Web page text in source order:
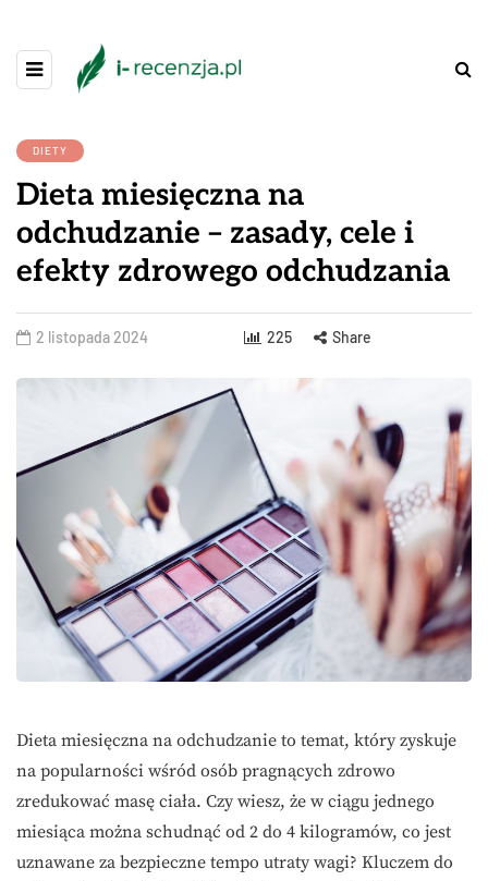
DIETY
Dieta miesięczna na
odchudzanie – zasady, cele i
efekty zdrowego odchudzania
2 listopada 2024 225 Share
Dieta miesięczna na odchudzanie to temat, który zyskuje
na popularności wśród osób pragnących zdrowo
zredukować masę ciała. Czy wiesz, że w ciągu jednego
miesiąca można schudnąć od 2 do 4 kilogramów, co jest
uznawane za bezpieczne tempo utraty wagi? Kluczem do